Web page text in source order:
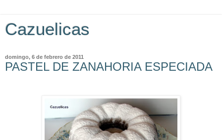
Cazuelicas
domingo, 6 de febrero de 2011
PASTEL DE ZANAHORIA ESPECIADA